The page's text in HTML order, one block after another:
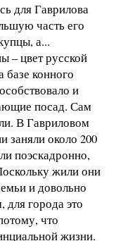
для Гаврилова
часть его
а...
– цвет русской
конного
и
посад. Сам
В Гавриловом
заняли около 200
поэскадронно,
жили они
и довольно
города это
что
жизни.